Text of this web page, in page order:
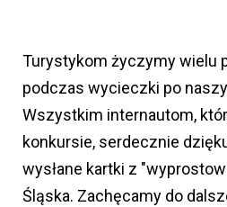
Turystykom życzymy wielu
podczas wycieczki po
Wszystkim internautom,
konkursie, serdecznie
wysłane kartki z
Śląska. Zachęcamy do